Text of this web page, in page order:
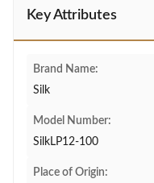
Key Attributes
Brand Name:
Silk
Model Number:
SilkLP12-100
Place of Origin: